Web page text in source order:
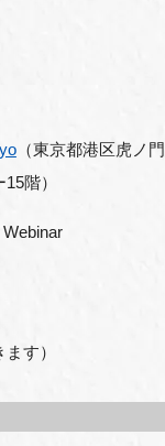
（東京都港区虎ノ門
15階）
す）